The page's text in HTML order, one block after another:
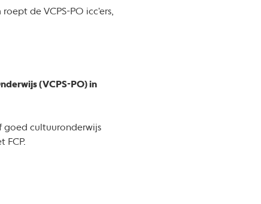
de VCPS-PO icc'ers,
(VCPS-PO) in
goed cultuuronderwijs
FCP.